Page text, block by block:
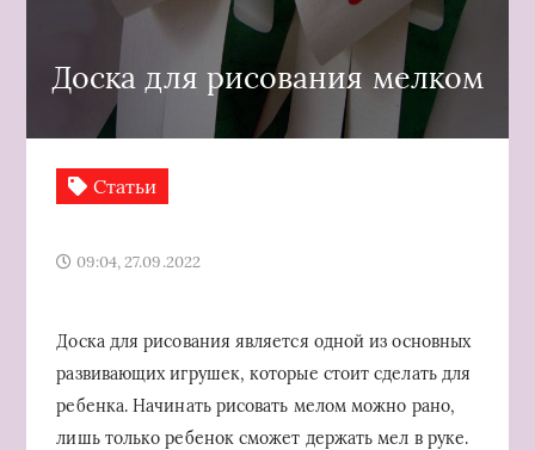
Доска для рисования мелком
Статьи
09:04, 27.09.2022
Доска для рисования является одной из основных
развивающих игрушек, которые стоит сделать для
ребенка. Начинать рисовать мелом можно рано,
лишь только ребенок сможет держать мел в руке.